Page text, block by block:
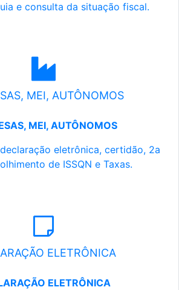
e consulta da situação fiscal.
MEI, AUTÔNOMOS
MEI, AUTÔNOMOS
eletrônica, certidão, 2a
de ISSQN e Taxas.
ELETRÔNICA
ELETRÔNICA